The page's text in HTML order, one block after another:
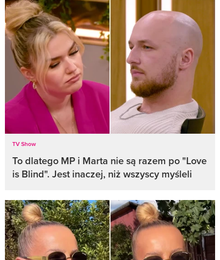
TV Show
To dlatego MP i Marta nie są razem po "Love
is Blind". Jest inaczej, niż wszyscy myśleli